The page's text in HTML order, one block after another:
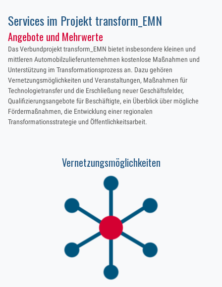
Services im Projekt transform_EMN
Angebote und Mehrwerte
Das Verbundprojekt transform_EMN bietet insbesondere kleinen und
mittleren Automobilzulieferunternehmen kostenlose Maßnahmen und
Unterstützung im Transformationsprozess an. Dazu gehören
Vernetzungsmöglichkeiten und Veranstaltungen, Maßnahmen für
Technologietransfer und die Erschließung neuer Geschäftsfelder,
Qualifizierungsangebote für Beschäftigte, ein Überblick über mögliche
Fördermaßnahmen, die Entwicklung einer regionalen
Transformationsstrategie und Öffentlichkeitsarbeit.
Vernetzungsmöglichkeiten